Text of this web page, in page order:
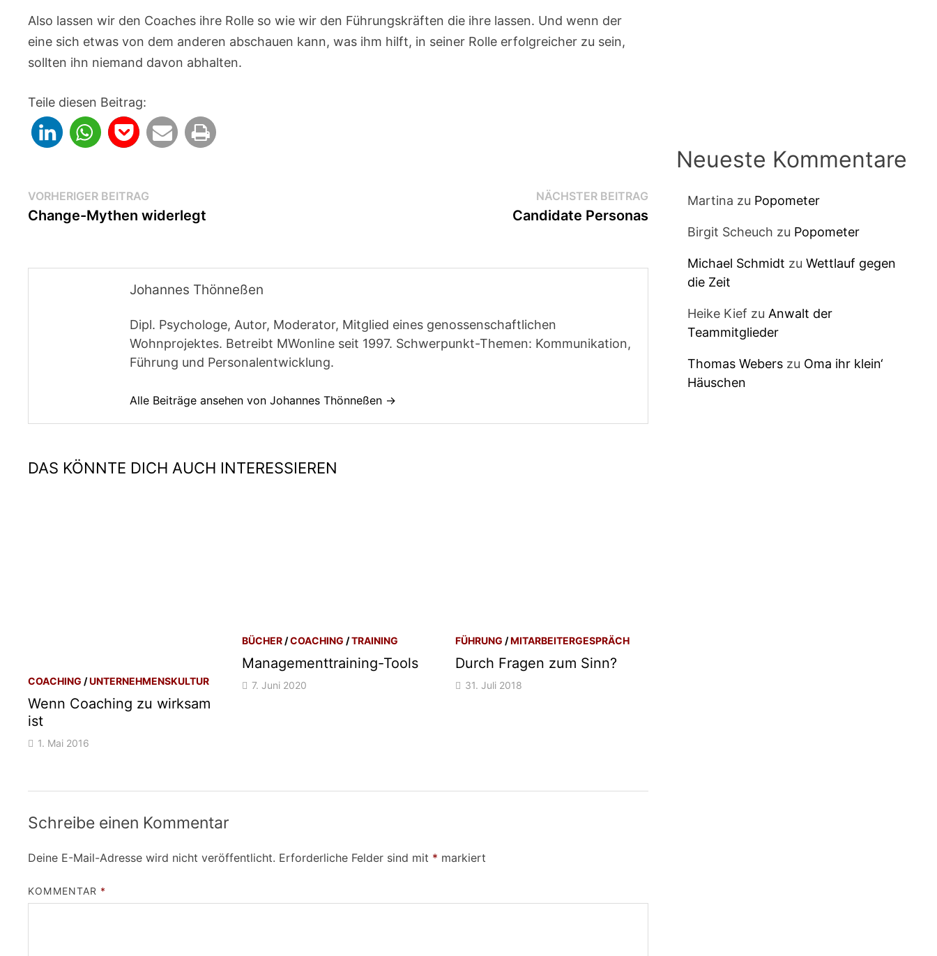
Also lassen wir den Coaches ihre Rolle so wie wir den Führungskräften die ihre lassen. Und wenn der
eine sich etwas von dem anderen abschauen kann, was ihm hilft, in seiner Rolle erfolgreicher zu sein,
sollten ihn niemand davon abhalten.
Teile diesen Beitrag:
Beitragsnavigation
VORHERIGER BEITRAG
Beitrag:
Change-Mythen widerlegt
NÄCHSTER BEITRAGNächster
Beitrag:
Candidate Personas
Johannes Thönneßen
Dipl. Psychologe, Autor, Moderator, Mitglied eines genossenschaftlichen
Wohnprojektes. Betreibt MWonline seit 1997. Schwerpunkt-Themen: Kommunikation,
Führung und Personalentwicklung.
Alle Beiträge ansehen von Johannes Thönneßen →
DAS KÖNNTE DICH AUCH INTERESSIEREN
COACHING /UNTERNEHMENSKULTUR
Wenn Coaching zu wirksam
ist
1. Mai 2016
BÜCHER/COACHING /TRAINING
Managementtraining-Tools
7. Juni 2020
FÜHRUNG /MITARBEITERGESPRÄCH
Durch Fragen zum Sinn?
31. Juli 2018
Schreibe einen Kommentar
Deine E-Mail-Adresse wird nicht veröffentlicht. Erforderliche Felder sind mit * markiert
KOMMENTAR *
Neueste Kommentare
Martina zu Popometer
Birgit Scheuch zu Popometer
Michael Schmidt zu Wettlauf gegen
die Zeit
Heike Kief zu Anwalt der
Teammitglieder
Thomas Weberszu Oma ihr klein‘
Häuschen